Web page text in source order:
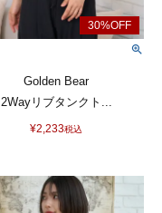
Golden Bear
2Wayリブタンクト...
¥2,233税込